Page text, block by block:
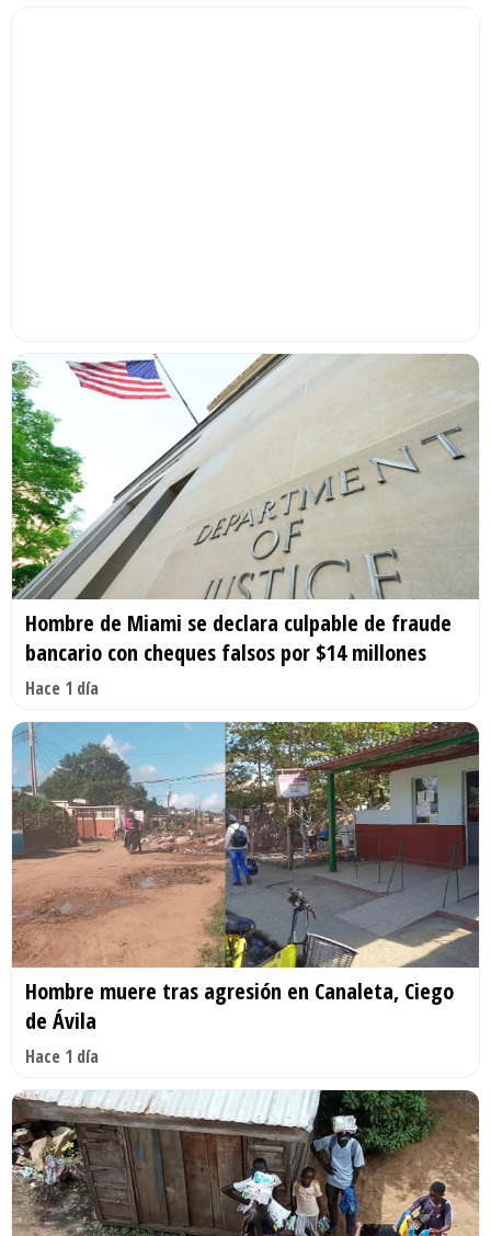
Hombre de Miami se declara culpable de fraude
bancario con cheques falsos por $14 millones
Hace 1 día
Hombre muere tras agresión en Canaleta, Ciego
de Ávila
Hace 1 día